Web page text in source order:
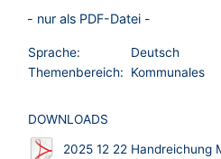
- nur als PDF-Datei -
Sprache:
Deutsch
Themenbereich:
Kommunales
DOWNLOADS
2025 12 22 Handreichung